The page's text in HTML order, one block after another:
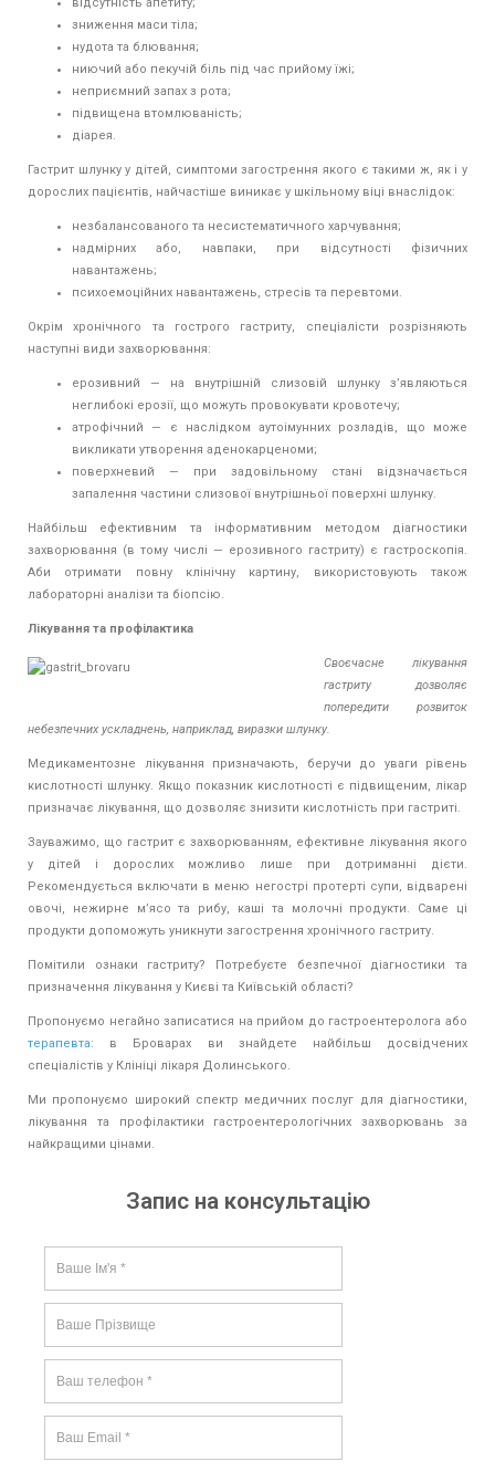
зниження маси тіла;
нудота та блювання;
ниючий або пекучій біль під час прийому їжі;
неприємний запах з рота;
підвищена втомлюваність;
діарея.
Гастрит шлунку у дітей, симптоми загострення якого є такими ж, як і у
дорослих пацієнтів, найчастіше виникає у шкільному віці внаслідок:
незбалансованого та несистематичного харчування;
надмірних або, навпаки, при відсутності фізичних
навантажень;
психоемоційних навантажень, стресів та перевтоми.
Окрім хронічного та гострого гастриту, спеціалісти розрізняють
наступні види захворювання:
ерозивний — на внутрішній слизовій шлунку з’являються
неглибокі ерозії, що можуть провокувати кровотечу;
атрофічний — є наслідком аутоімунних розладів, що може
викликати утворення аденокарценоми;
поверхневий — при задовільному стані відзначається
запалення частини слизової внутрішньої поверхні шлунку.
Найбільш ефективним та інформативним методом діагностики
захворювання (в тому числі — ерозивного гастриту) є гастроскопія.
Аби отримати повну клінічну картину, використовують також
лабораторні аналізи та біопсію.
Лікування та профілактика
Своєчасне лікування
гастриту дозволяє
попередити розвиток
небезпечних ускладнень, наприклад, виразки шлунку.
Медикаментозне лікування призначають, беручи до уваги рівень
кислотності шлунку. Якщо показник кислотності є підвищеним, лікар
призначає лікування, що дозволяє знизити кислотність при гастриті.
Зауважимо, що гастрит є захворюванням, ефективне лікування якого
у дітей і дорослих можливо лише при дотриманні дієти.
Рекомендується включати в меню негострі протерті супи, відварені
овочі, нежирне м’ясо та рибу, каші та молочні продукти. Саме ці
продукти допоможуть уникнути загострення хронічного гастриту.
Помітили ознаки гастриту? Потребуєте безпечної діагностики та
призначення лікування у Києві та Київській області?
Пропонуємо негайно записатися на прийом до гастроентеролога або
терапевта: в Броварах ви знайдете найбільш досвідчених
спеціалістів у Клініці лікаря Долинського.
Ми пропонуємо широкий спектр медичних послуг для діагностики,
лікування та профілактики гастроентерологічних захворювань за
найкращими цінами.
Запис на консультацію